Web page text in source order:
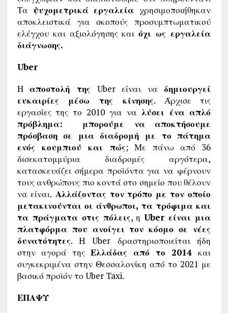
Τα ψυχομετρικά εργαλείαχρησιμοποιήθηκαν
αποκλειστικά για σκοπούς προσυμπτωματικού
ελέγχου και αξιολόγησης καιόχι ως εργαλεία
διάγνωσης.
Uber
Ηαποστολή της Uber είναι ναδημιουργεί
ευκαιρίες μέσω της κίνησης. Άρχισε τις
εργασίες της το 2010 για να λύσει ένα απλό
πρόβλημα: μπορούμε να αποκτήσουμε
πρόσβαση σε μια διαδρομή με το πάτημα
ενός κουμπιού και πώς; Με πάνω από 36
δισεκατομμύρια διαδρομές αργότερα,
κατασκευάζει σήμερα προϊόντα για να φέρνουν
τους ανθρώπους πιο κοντά στο σημείο που θέλουν
να είναι. Αλλάζοντας τον τρόπο με τον οποίο
μετακινούνται οι άνθρωποι, τα τρόφιμα και
τα πράγματα στις πόλεις, ηUber είναι μια
πλατφόρμα που ανοίγει τον κόσμο σε νέες
δυνατότητες. H Uber δραστηριοποιείται ήδη
στην αγορά της Ελλάδας από το 2014και
συγκεκριμένα στην Θεσσαλονίκη από το 2021 με
βασικό προϊόν το Uber Taxi.
ΕΠΑΨΥ